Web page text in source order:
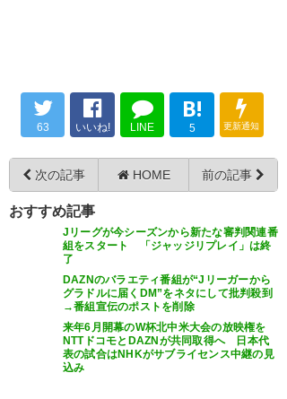
— GOAL Japan (GoalJP_Official)
2026, 3月 17
とりあえず26/27シーズンは一
安心か。
それはそれとしてDAZNはUIを
改善してくれ。
お気に入りに意味を持たせてく
個人的には
Jが２チームとプロ野球も観れる
ので
割高感は控え目です。
#FC大阪
— humond (humond)
— とし@中野区民
(toshi_kamisagi) 2026, 3月 17
DAZNやめへんで〜宣言
J1、J2の契約も今年までだった
J3も一緒にロックイン（笑）
ネトフリやドコモの参入を期待
していたが厳しいか
63 いいね! LINE
B!
5 更新通知
次の記事 HOME 前の記事
おすすめ記事
Jリーグが今シーズンから新たな審判関連番
組をスタート 「ジャッジリプレイ」は終
了
DAZNのバラエティ番組が“Jリーガーから
グラドルに届くDM”をネタにして批判殺到
→番組宣伝のポストを削除
来年6月開幕のW杯北中米大会の放映権を
NTTドコモとDAZNが共同取得へ 日本代
表の試合はNHKがサブライセンス中継の見
込み